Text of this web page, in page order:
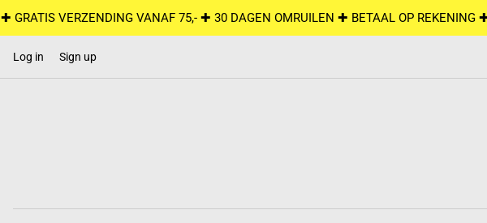
✚ GRATIS VERZENDING VANAF 75,- ✚ 30 DAGEN OMRUILEN ✚ BETAAL OP REKENING
Log in Sign up